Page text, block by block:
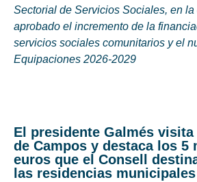
Sectorial de Servicios Sociales, en la
aprobado el incremento de la
servicios sociales comunitarios y el
Equipaciones 2026-2029
El presidente Galmés
de Campos y destaca los 5
euros que el Consell
las residencias municipales